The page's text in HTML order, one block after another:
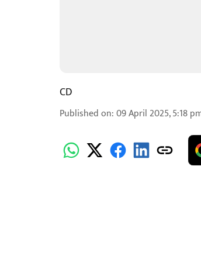
CD
Published on:09 April 2025, 5:18